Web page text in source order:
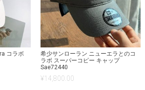
コラボ
希少サンローラン ニューエラとのコ
ラボ スーパーコピー キャップ
Sae72440
¥14,800.00